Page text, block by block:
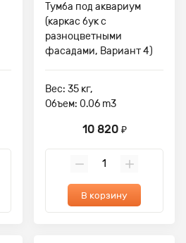
Тумба под аквариум
(каркас бук с
разноцветными
фасадами, Вариант 4)
Вес: 35 кг,
Объем: 0.06 m3
10 820 ₽
В корзину